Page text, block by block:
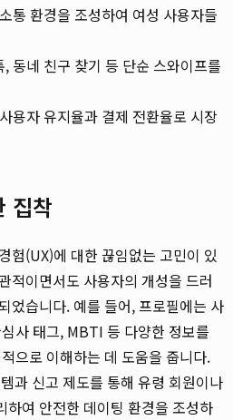
통 환경을 조성하여 여성 사용자들
, 동네 친구 찾기 등 단순 스와이프를
용자 유지율과 결제 전환율로 시장
집착
험(UX)에 대한 끊임없는 고민이 있
적이면서도 사용자의 개성을 드러
었습니다. 예를 들어, 프로필에는 사
사 태그, MBTI 등 다양한 정보를
으로 이해하는 데 도움을 줍니다.
과 신고 제도를 통해 유령 회원이나
하여 안전한 데이팅 환경을 조성하